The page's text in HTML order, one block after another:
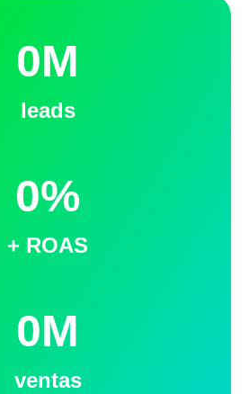
leads
0M
+ ROAS
0%
ventas
0M